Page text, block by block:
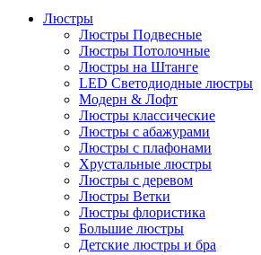
Люстры
Люстры Подвесные
Люстры Потолочные
Люстры на Штанге
LED Светодиодные люстры
Модерн & Лофт
Люстры классические
Люстры с абажурами
Люстры с плафонами
Хрустальные люстры
Люстры с деревом
Люстры Ветки
Люстры флористика
Большие люстры
Детские люстры и бра